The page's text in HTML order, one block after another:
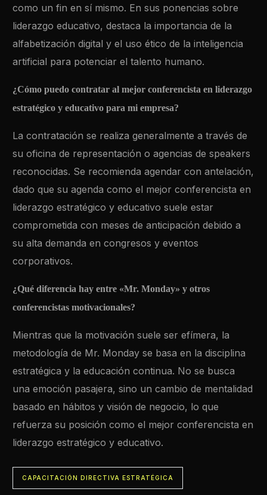
como un fin en sí mismo. En sus ponencias sobre
liderazgo educativo, destaca la importancia de la
alfabetización digital y el uso ético de la inteligencia
artificial para potenciar el talento humano.
¿Cómo puedo contratar al mejor conferencista en liderazgo
estratégico y educativo para mi empresa?
La contratación se realiza generalmente a través de
su oficina de representación o agencias de speakers
reconocidas. Se recomienda agendar con antelación,
dado que su agenda como el mejor conferencista en
liderazgo estratégico y educativo suele estar
comprometida con meses de anticipación debido a
su alta demanda en congresos y eventos
corporativos.
¿Qué diferencia hay entre «Mr. Monday» y otros
conferencistas motivacionales?
Mientras que la motivación suele ser efímera, la
metodología de Mr. Monday se basa en la disciplina
estratégica y la educación continua. No se busca
una emoción pasajera, sino un cambio de mentalidad
basado en hábitos y visión de negocio, lo que
refuerza su posición como el mejor conferencista en
liderazgo estratégico y educativo.
CAPACITACIÓN DIRECTIVA ESTRATÉGICA